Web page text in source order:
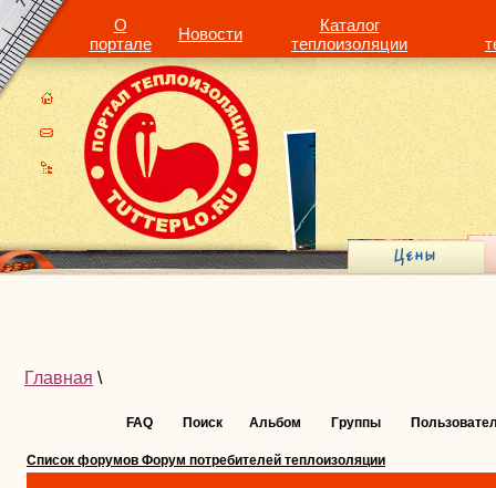
О
портале
Новости
Каталог
теплоизоляции
Главная \
FAQ Поиск Альбом Группы
Список форумов Форум потребителей теплоизоляции